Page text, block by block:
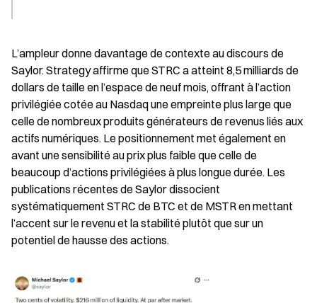
L’ampleur donne davantage de contexte au discours de
Saylor. Strategy affirme que STRC a atteint 8,5 milliards de
dollars de taille en l’espace de neuf mois, offrant à l’action
privilégiée cotée au Nasdaq une empreinte plus large que
celle de nombreux produits générateurs de revenus liés aux
actifs numériques. Le positionnement met également en
avant une sensibilité au prix plus faible que celle de
beaucoup d’actions privilégiées à plus longue durée. Les
publications récentes de Saylor dissocient
systématiquement STRC de BTC et de MSTR en mettant
l’accent sur le revenu et la stabilité plutôt que sur un
potentiel de hausse des actions.